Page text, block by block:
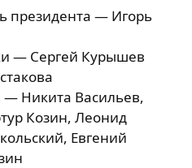
президента — Игорь
— Сергей Курышев
Никита Васильев,
Козин, Леонид
Евгений